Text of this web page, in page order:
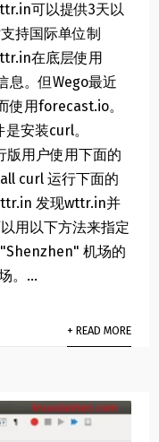
可以提供3天以
持国际单位制
在底层使用
息。但Wego最近
使用forecast.io。
安装curl。
用户使用下面的
curl 运行下面的
发现wttr.in并
用以下方法来指定
机场的
。...
+ READ MORE